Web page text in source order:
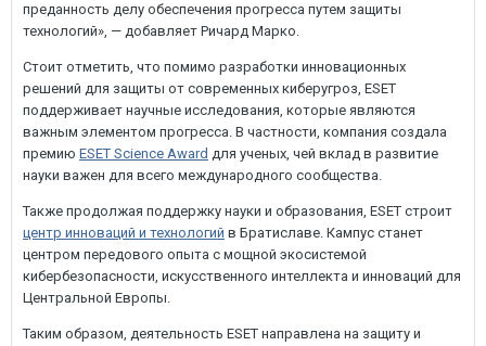
преданность делу обеспечения прогресса путем защиты
технологий», — добавляет Ричард Марко.
Стоит отметить, что помимо разработки инновационных
решений для защиты от современных киберугроз, ESET
поддерживает научные исследования, которые являются
важным элементом прогресса. В частности, компания создала
премию ESET Science Award для ученых, чей вклад в развитие
науки важен для всего международного сообщества.
Также продолжая поддержку науки и образования, ESET строит
центр инноваций и технологий в Братиславе. Кампус станет
центром передового опыта с мощной экосистемой
кибербезопасности, искусственного интеллекта и инноваций для
Центральной Европы.
Таким образом, деятельность ESET направлена на защиту и